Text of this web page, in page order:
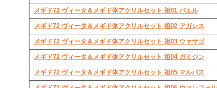
メギド72 ヴィータ＆メギド体アクリルセット 祖01 バエル
メギド72 ヴィータ＆メギド体アクリルセット 祖02 アガレス
メギド72 ヴィータ＆メギド体アクリルセット 祖03 ウァサゴ
メギド72 ヴィータ＆メギド体アクリルセット 祖04 ガミジン
メギド72 ヴィータ＆メギド体アクリルセット 祖05 マルバス